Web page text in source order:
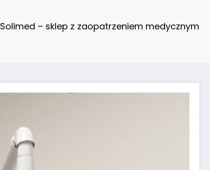
Solimed – sklep z zaopatrzeniem medycznym